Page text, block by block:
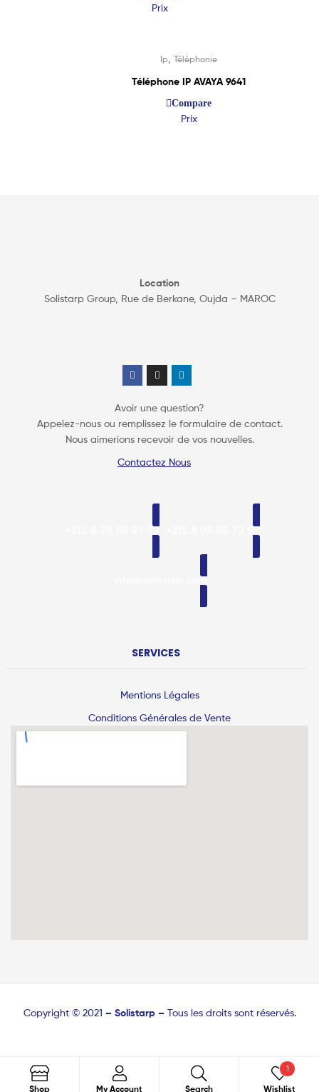
Prix
Ip Téléphonie
Téléphone IP AVAYA 9641
Compare
Prix
Location
Solistarp Group, Rue de Berkane, Oujda – MAROC
Avoir une question?
Appelez-nous ou remplissez le formulaire de contact.
Nous aimerions recevoir de vos nouvelles.
Contactez Nous
+212 6 70 85 97 32 +212 8 08 56 72 57
info@solistrap.com
SERVICES
Mentions Légales
Conditions Générales de Vente
Copyright © 2021 – Solistarp –Tous les droits sont réservés.
Shop My Account Search Recherche
Wishlist
1